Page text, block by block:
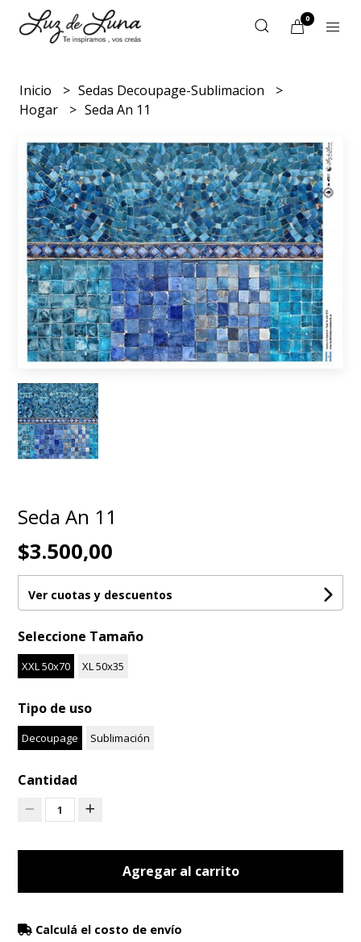
0
Inicio
Sedas Decoupage-Sublimacion
Hogar
Seda An 11
Seda An 11
$3.500,00
Ver cuotas y descuentos
Seleccione Tamaño
XXL 50x70 XL 50x35
Tipo de uso
Decoupage Sublimación
Cantidad
1
Agregar al carrito
Calculá el costo de envío